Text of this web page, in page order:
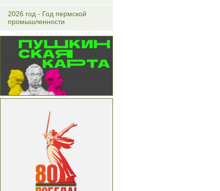
2026 год - Год пермской
промышленности